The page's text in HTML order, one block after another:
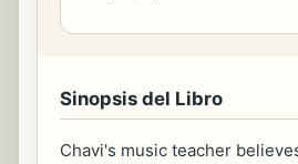
Sinopsis del Libro
Chavi's music teacher